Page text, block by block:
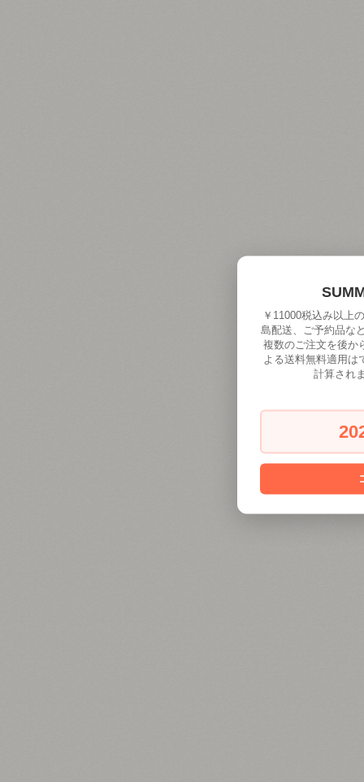
￥11000税込み以上
島配送、ご予約品な
複数のご注文を後か
よる送料無料適用は
計算され